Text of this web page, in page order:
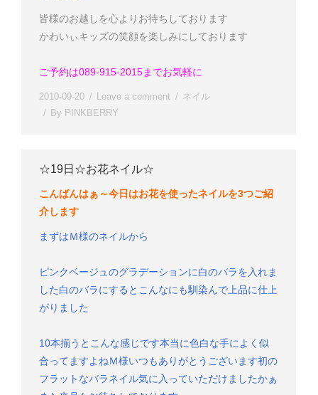
皆様のお越しを心よりお待ちしております
かわいぃキッズの笑顔を楽しみにしております
ご予約は089-915-2015までお気軽に
2010-09-20 Leave a comment
ネイル
By PINKBERRY
☆19日☆お花ネイル☆
こんばんはぁ～今日はお花を使ったネイルを3つご紹
介します
まずはＭ様のネイルから
ピンクベージュのグラデーションに白のバラを入れま
した白のバラにするとこんなにも馴染んで上品に仕上
がりました
10本揃うとこんな感じです本当に色白な手によく似
合ってますよねＭ様いつもありがとうございます初の
フラットなバラネイル気に入っていただけましたかぁ